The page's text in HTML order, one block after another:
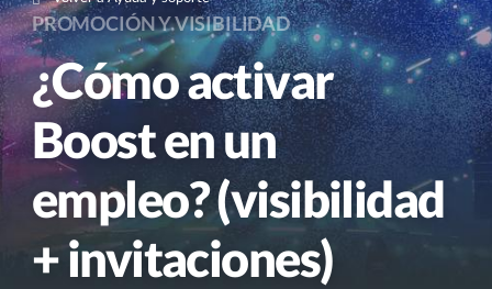
PROMOCIÓN Y VISIBILIDAD
¿Cómo activar
Boost en un
empleo? (visibilidad
+ invitaciones)